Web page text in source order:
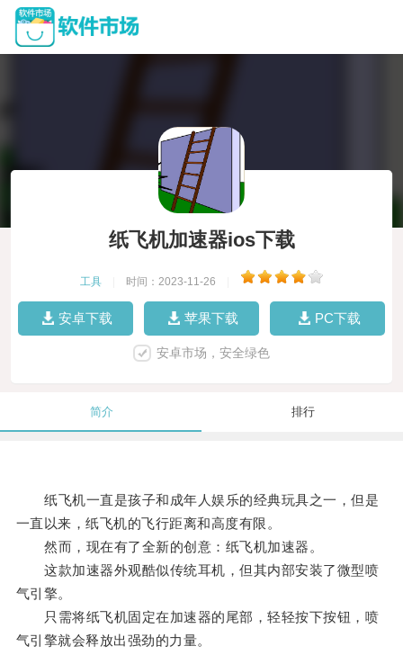
纸飞机加速器ios下载
工具 时间：2023-11-26
安卓下载 苹果下载 PC下载
安卓市场，安全绿色
简介 排行
纸飞机一直是孩子和成年人娱乐的经典玩具之一，但是
一直以来，纸飞机的飞行距离和高度有限。
然而，现在有了全新的创意：纸飞机加速器。
这款加速器外观酷似传统耳机，但其内部安装了微型喷
气引擎。
只需将纸飞机固定在加速器的尾部，轻轻按下按钮，喷
气引擎就会释放出强劲的力量。